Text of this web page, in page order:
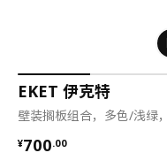
EKET 伊克特
壁装搁板组合，多色/浅绿
¥700.00
¥ 700.00